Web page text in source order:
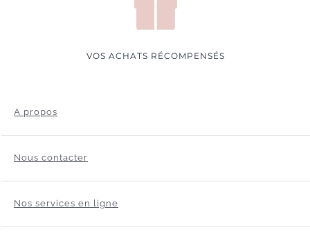
VOS ACHATS RÉCOMPENSÉS
A propos
Nous contacter
Nos services en ligne